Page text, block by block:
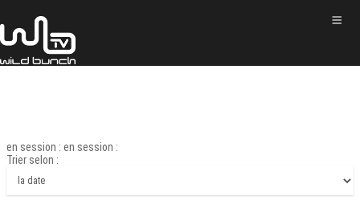
en session : en session :
Trier selon :